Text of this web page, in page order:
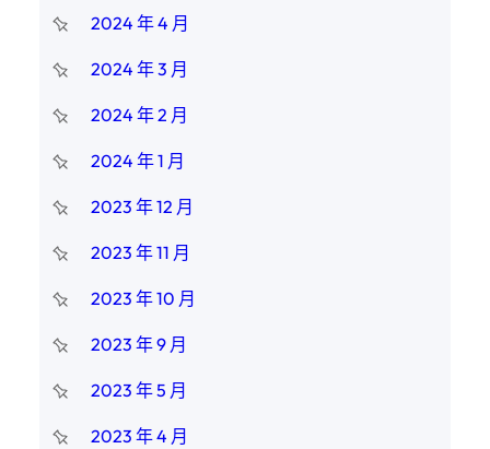
2024 年 4 月
2024 年 3 月
2024 年 2 月
2024 年 1 月
2023 年 12 月
2023 年 11 月
2023 年 10 月
2023 年 9 月
2023 年 5 月
2023 年 4 月